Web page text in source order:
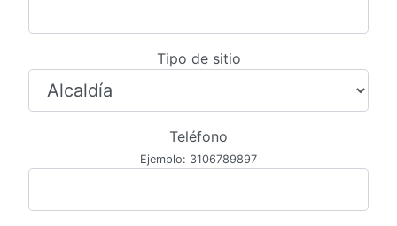
Tipo de sitio
Teléfono
Ejemplo: 3106789897